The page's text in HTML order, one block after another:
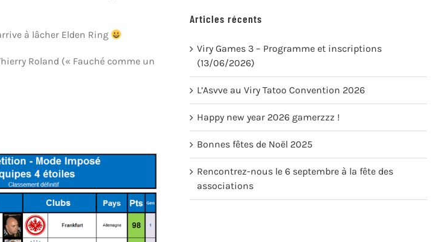
à lâcher Elden Ring
Roland (« Fauché comme un
Articles récents
Viry Games 3 – Programme et inscriptions
(13/06/2026)
L’Asvve au Viry Tatoo Convention 2026
Happy new year 2026 gamerzzz !
Bonnes fêtes de Noël 2025
Rencontrez-nous le 6 septembre à la fête des
associations